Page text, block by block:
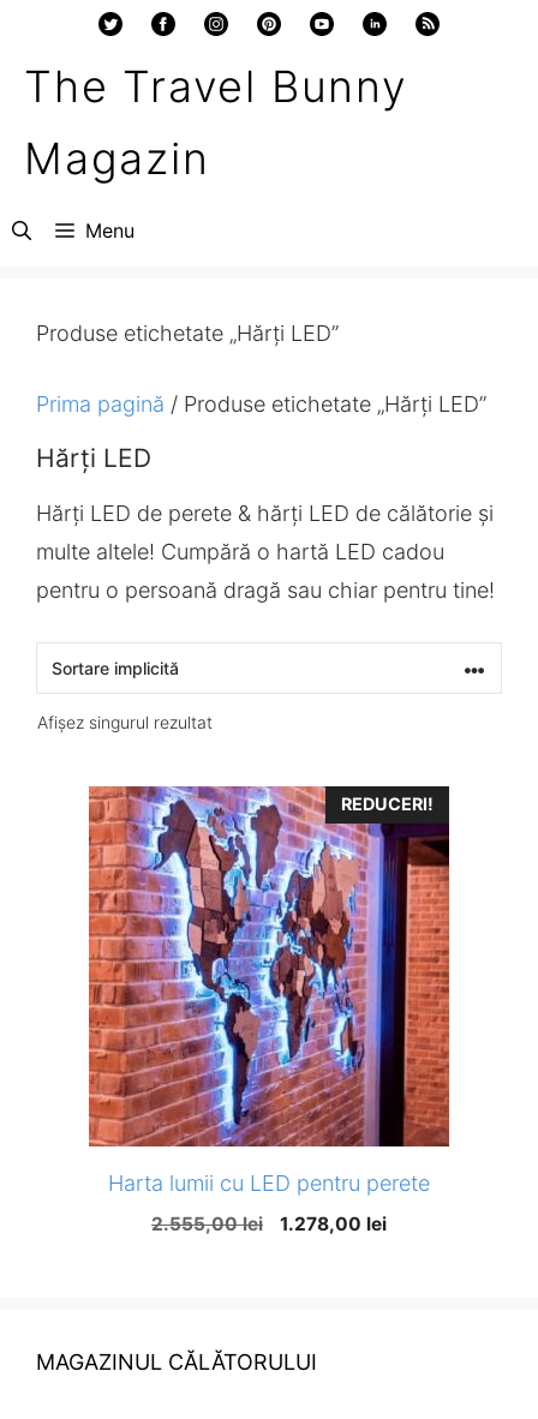
conținut
The Travel Bunny
Magazin
Menu
Produse etichetate „Hărți LED”
Prima pagină / Produse etichetate „Hărți LED”
Hărți LED
Hărți LED de perete & hărți LED de călătorie și
multe altele! Cumpără o hartă LED cadou
pentru o persoană dragă sau chiar pentru tine!
Afișez singurul rezultat
REDUCERI!
Harta lumii cu LED pentru perete
2.555,00lei
Prețul
2.555,00 lei.
1.278,00 leiPrețul
MAGAZINUL CĂLĂTORULUI